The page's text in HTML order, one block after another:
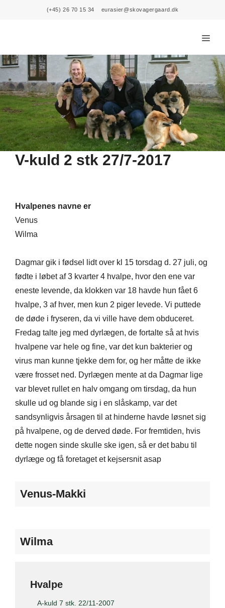
(+45) 26 70 15 34 eurasier@skovagergaard.dk
V-kuld 2 stk 27/7-2017
Hvalpenes navne er
Venus
Wilma​
Dagmar gik i fødsel lidt over kl 15 torsdag d. 27 juli, og
fødte i løbet af 3 kvarter 4 hvalpe, hvor den ene var
eneste levende, da klokken var 18 havde hun fået 6
hvalpe, 3 af hver, men kun 2 piger levede. Vi puttede
de døde i fryseren, da vi ville have dem obduceret.
Fredag talte jeg med dyrlægen, de fortalte så at hvis
hvalpene var hele og fine, var det kun bakterier og
virus man kunne tjekke dem for, og her måtte de ikke
være frosset ned. Dyrlægen mente at da Dagmar lige
var blevet rullet en halv omgang om tirsdag, da hun
skulle ud og blande sig i en slåskamp, var det
sandsynligvis årsagen til at hinderne havde løsnet sig
på hvalpene, og de derved døde. For fremtiden, hvis
dette nogen sinde skulle ske igen, så er det babu til
dyrlæge og få foretaget et kejsersnit asap
Venus-Makki
Wilma
Hvalpe
A-kuld 7 stk. 22/11-2007